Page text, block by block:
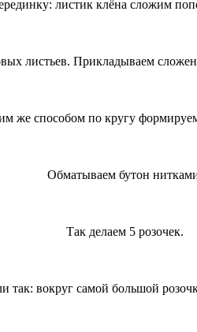
листик клёна сложим
листьев. Прикладываем
же способом по кругу
Обматываем бутон
Так делаем 5 розочек.
так: вокруг самой большой